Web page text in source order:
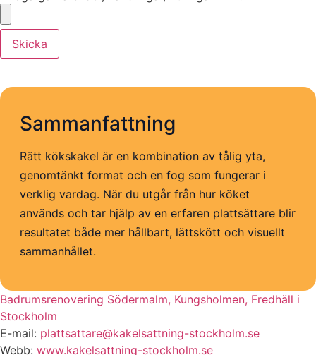
Skicka
Sammanfattning
Rätt kökskakel är en kombination av tålig yta,
genomtänkt format och en fog som fungerar i
verklig vardag. När du utgår från hur köket
används och tar hjälp av en erfaren plattsättare blir
resultatet både mer hållbart, lättskött och visuellt
sammanhållet.
Badrumsrenovering Södermalm, Kungsholmen, Fredhäll i
Stockholm
E-mail: plattsattare@kakelsattning-stockholm.se
Webb: www.kakelsattning-stockholm.se